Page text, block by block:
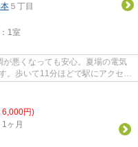
５丁目
1室
悪くなっても安心。夏場の電気
。歩いて11分ほどで駅にアクセス
6,000円)
ヶ月